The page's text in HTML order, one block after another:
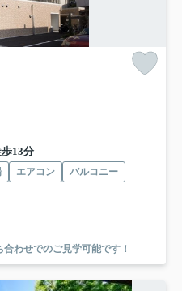
13分
エアコン
バルコニー
わせでのご見学可能です！